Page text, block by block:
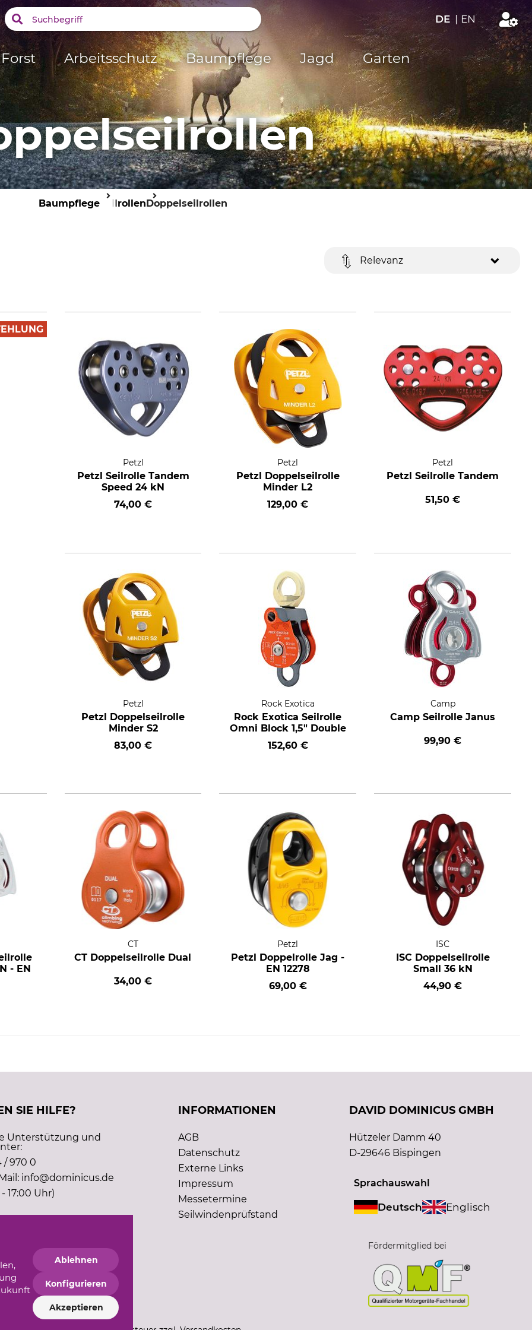
DE | EN
Forst Arbeitsschutz Baumpflege Jagd Garten
Baumpflege SeilrollenDoppelseilrollen
Relevanz
Petzl
Petzl Seilrolle Tandem
Speed 24 kN
74,00 €
Petzl
Petzl Doppelseilrolle
Minder L2
129,00 €
Petzl
Petzl Seilrolle Tandem
51,50 €
Petzl
Petzl Doppelseilrolle
Minder S2
83,00 €
Rock Exotica
Rock Exotica Seilrolle
Omni Block 1,5" Double
152,60 €
Camp
Camp Seilrolle Janus
99,90 €
- EN
CT
CT Doppelseilrolle Dual
34,00 €
Petzl
Petzl Doppelrolle Jag -
EN 12278
69,00 €
ISC
ISC Doppelseilrolle
Small 36 kN
44,90 €
SIE HILFE?
Unterstützung und
/ 970 0
info@dominicus.de
17:00 Uhr)
INFORMATIONEN
AGB
Datenschutz
Externe Links
Impressum
Messetermine
Seilwindenprüfstand
DAVID DOMINICUS GMBH
Hützeler Damm 40
D-29646 Bispingen
Sprachauswahl
Deutsch Englisch
Fördermitglied bei
Ablehnen
Konfigurieren
Akzeptieren